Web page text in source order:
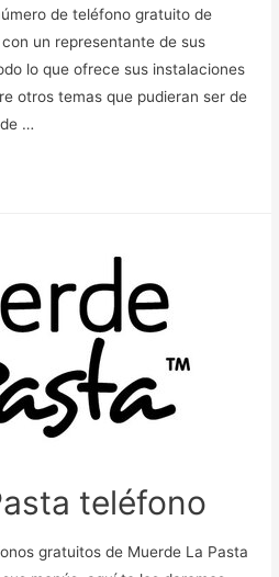
de teléfono gratuito de
un representante de sus
lo que ofrece sus instalaciones
otros temas que pudieran ser de
…
teléfono
gratuitos de Muerde La Pasta